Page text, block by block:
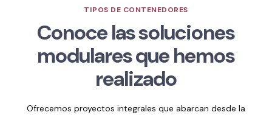
el potencial de los contenedores como hogares sustentables
TIPOS DE CONTENEDORES
Conoce las soluciones
modularesque hemos
realizado
Ofrecemos proyectos integrales que abarcan desde la